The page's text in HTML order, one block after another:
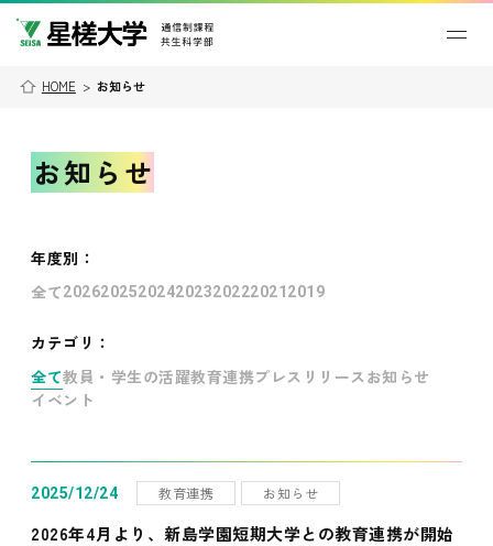
HOME > お知らせ
お知らせ
年度別 ：
全て202620252024202320222021 2019
カテゴリ：
全て教員・学生の活躍教育連携プレスリリース お知らせ
イベント
2025/12/24 教育連携 お知らせ
2026年4月より、新島学園短期大学との教育連携が開始